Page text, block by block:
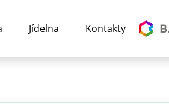
Jídelna Kontakty